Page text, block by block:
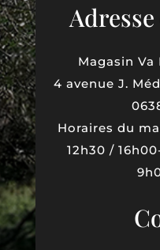
Magasin
4 avenue J.
Horaires du
12h30 /